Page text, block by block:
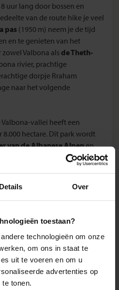
Details Over
toestaan?
technologieën om onze
om ons in staat te
uit te voeren en om u
advertenties op
tonen.
uur lang door bossen en
van de route hike je veel
pas (1950 m) neem je de tijd
en te genieten van het
Valbona als de Theth-
rivier, prachtige
dorpje Rraham
naar het volgende
vallei heeft een
hectare. Dit park wordt
van de Albanese Alpenen
diversiteit in vormen,
bossen en weilanden, de
de gastvrijheid van de
unieke plek. Tijdens de
speciale vergunning
geautoriseerde
belangrijke bezoekers uit het
politieke betrekkingen had
je weer in een lokaal
weer inbegrepen is.